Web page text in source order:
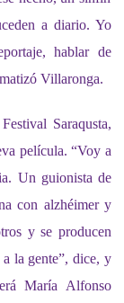
a diario. Yo
hablar de
Villaronga.
Saraqusta,
película. “Voy a
Un guionista de
con alzhéimer y
y se producen
la gente”, dice, y
María Alfonso